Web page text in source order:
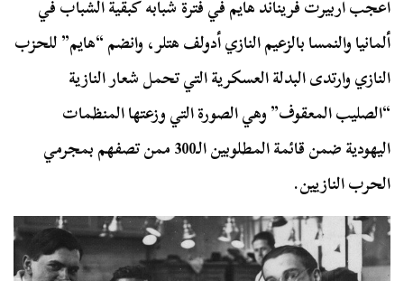
أعجب أربيرت فريناند هايم في فترة شبابه كبقية الشباب في
ألمانيا والنمسا بالزعيم النازي أدولف هتلر، وانضم “هايم” للحزب
النازي وارتدى البدلة العسكرية التي تحمل شعار النازية
“الصليب المعقوف” وهي الصورة التي وزعتها المنظمات
اليهودية ضمن قائمة المطلوبين الـ300 ممن تصفهم بمجرمي
الحرب النازيين.